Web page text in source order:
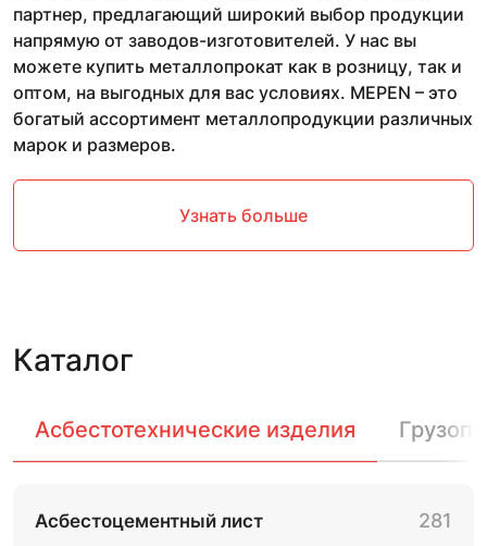
партнер, предлагающий широкий выбор продукции
напрямую от заводов-изготовителей. У нас вы
можете купить металлопрокат как в розницу, так и
оптом, на выгодных для вас условиях. MEPEN – это
богатый ассортимент металлопродукции различных
марок и размеров.
Узнать больше
Каталог
Асбестотехнические изделия
Асбестоцементный лист 281